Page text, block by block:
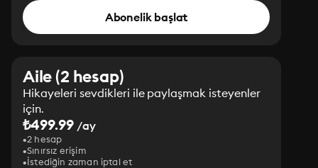
Abonelik başlat
Aile (2 hesap)
Hikayeleri sevdikleri ile paylaşmak isteyenler
için.
₺499.99 /ay
2 hesap
Sınırsız erişim
İstediğin zaman iptal et